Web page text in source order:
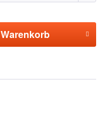
Warenkorb